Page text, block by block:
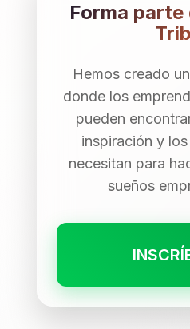
Forma
Hemos creado
donde los
pueden
inspiración y
necesitan para
sueños